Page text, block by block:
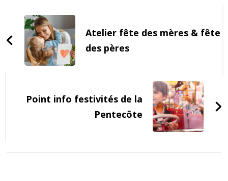
NavigationAtelier fête des mères & fête
des pères
Point info festivités de la
Pentecôte